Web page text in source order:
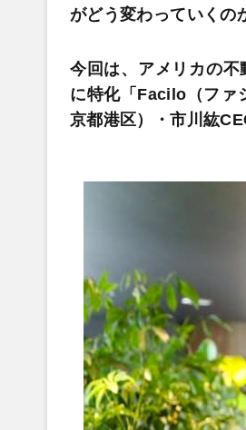
がどう変わっていくの
今回は、アメリカの
に特化「Facilo（ファ
京都港区）・市川紘